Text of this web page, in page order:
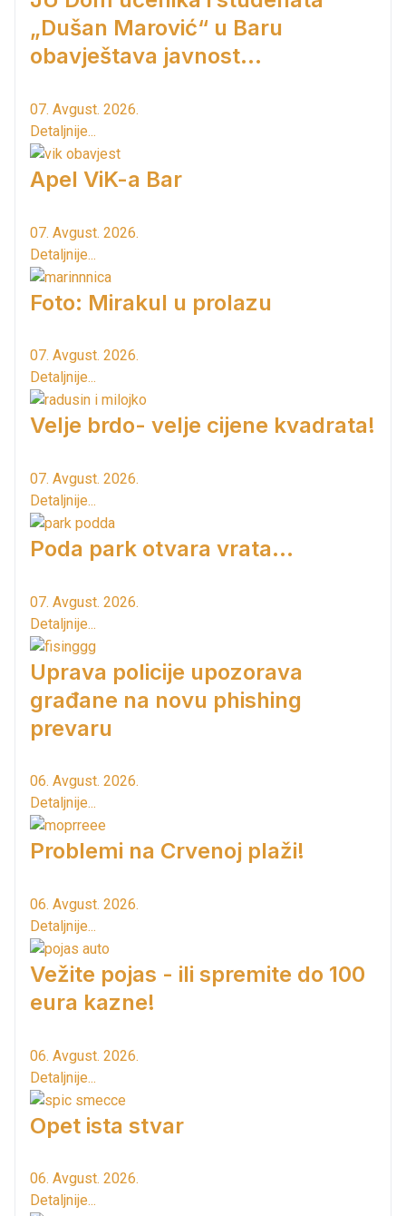
„Dušan Marović“ u Baru
obavještava javnost...
07. Avgust. 2026.
Detaljnije...
Apel ViK-a Bar
07. Avgust. 2026.
Detaljnije...
Foto: Mirakul u prolazu
07. Avgust. 2026.
Detaljnije...
Velje brdo- velje cijene kvadrata!
07. Avgust. 2026.
Detaljnije...
Poda park otvara vrata...
07. Avgust. 2026.
Detaljnije...
Uprava policije upozorava
građane na novu phishing
prevaru
06. Avgust. 2026.
Detaljnije...
Problemi na Crvenoj plaži!
06. Avgust. 2026.
Detaljnije...
Vežite pojas - ili spremite do 100
eura kazne!
06. Avgust. 2026.
Detaljnije...
Opet ista stvar
06. Avgust. 2026.
Detaljnije...